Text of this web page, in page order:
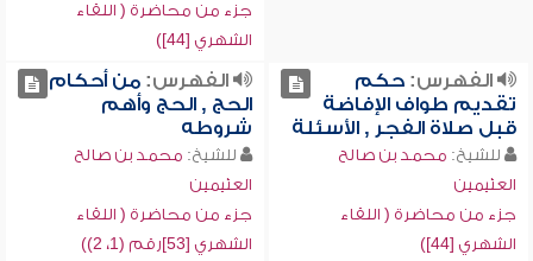
جزء من محاضرة ( اللقاء
الشهري [44])
الفهرس:حكم
تقديم طواف الإفاضة
قبل صلاة الفجر , الأسئلة
للشيخ: محمد بن صالح
العثيمين
جزء من محاضرة ( اللقاء
الشهري [44])
الفهرس:من أحكام
الحج , الحج وأهم
شروطه
للشيخ: محمد بن صالح
العثيمين
جزء من محاضرة ( اللقاء
الشهري [53]رقم (1، 2))